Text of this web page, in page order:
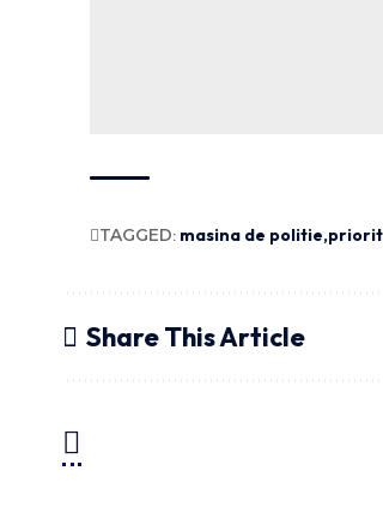
TAGGED: masina de politie
Share This Article